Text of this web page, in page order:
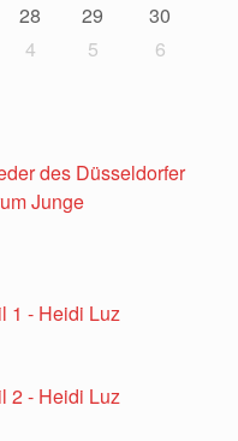
28 29
30
4 5 6
des Düsseldorfer
Junge
1 - Heidi Luz
2 - Heidi Luz